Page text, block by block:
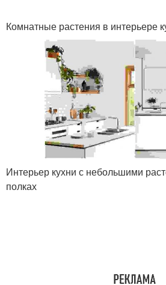
Комнатные растения в интерьере
Интерьер кухни с небольшими
полках